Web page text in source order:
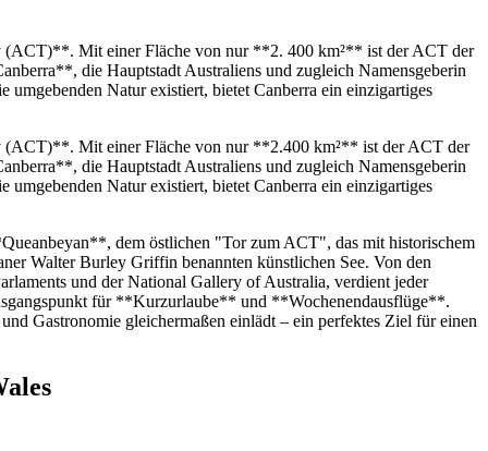
(ACT)**. Mit einer Fläche von nur **2. 400 km²** ist der ACT der
die Hauptstadt Australiens und zugleich Namensgeberin
Natur existiert, bietet Canberra ein einzigartiges
(ACT)**. Mit einer Fläche von nur **2.400 km²** ist der ACT der
die Hauptstadt Australiens und zugleich Namensgeberin
Natur existiert, bietet Canberra ein einzigartiges
dem östlichen "Tor zum ACT", das mit historischem
Walter Burley Griffin benannten künstlichen See. Von den
und der National Gallery of Australia, verdient jeder
für **Kurzurlaube** und **Wochenendausflüge**.
Gastronomie gleichermaßen einlädt – ein perfektes Ziel für einen